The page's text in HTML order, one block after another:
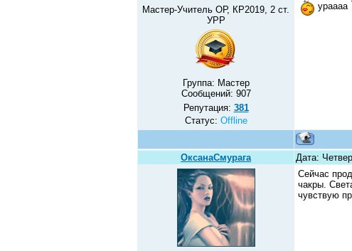
Мастер-Учитель ОР, КР2019, 2 ст.
УРР
Группа: Мастер
Сообщений: 907
Репутация: 381
Статус: Offline
ураааа
ОксанаСмурага Дата:
Сейчас
чакры.
чувствую